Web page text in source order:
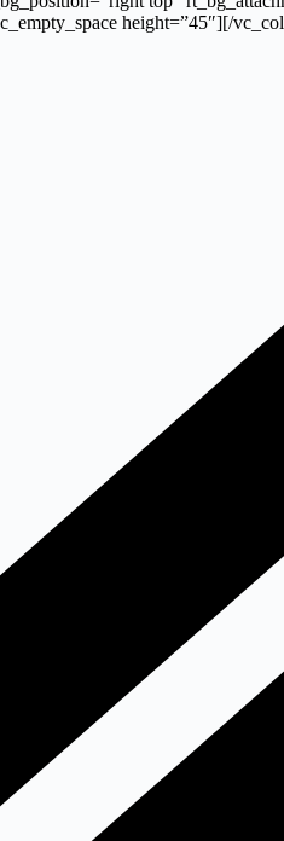
height=”45″][/